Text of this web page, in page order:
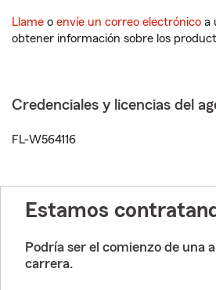
Llame o envíe un correo electrónico a
obtener información sobre los
Credenciales y licencias del
FL-W564116
Estamos
Podría ser el comienzo de una
carrera.